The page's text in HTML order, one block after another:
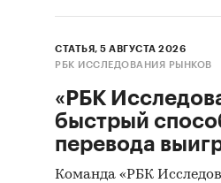
СТАТЬЯ, 5 АВГУСТА 2026
РБК ИССЛЕДОВАНИЯ РЫНКОВ
«РБК
быстрый
перевода
Команда «РБК